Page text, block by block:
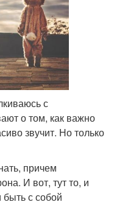
с
о том, как важно
звучит. Но только
причем
И вот, тут то, и
с собой